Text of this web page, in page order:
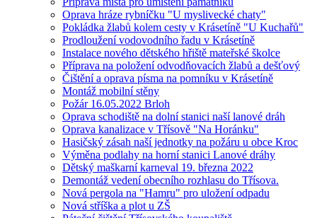
Oprava hráze rybníčku "U myslivecké chaty"
Pokládka žlabů kolem cesty v Krásetíně "U Kuchařů"
Prodloužení vodovodního řadu v Krásetíně
Instalace nového dětského hřiště mateřské školce
Příprava na položení odvodňovacích žlabů a dešťový
Čištění a oprava písma na pomníku v Krásetíně
Montáž mobilní stěny
Požár 16.05.2022 Brloh
Oprava schodiště na dolní stanici naší lanové dráh
Oprava kanalizace v Třísově "Na Horánku"
Hasičský zásah naší jednotky na požáru u obce Kroc
Výměna podlahy na horní stanici Lanové dráhy
Dětský maškarní karneval 19. března 2022
Demontáž vedení obecního rozhlasu do Třísova.
Nová pergola na "Hamru" pro uložení odpadu
Nová stříška a plot u ZŠ